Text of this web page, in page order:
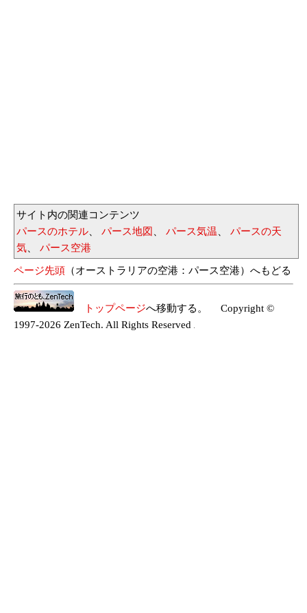
サイト内の関連コンテンツ
パースのホテル
パース地図 パース気温
パースの天
気
パース空港
ページ先頭 （オーストラリアの空港：パース空港）へもどる
トップページへ移動する。 Copyright ©
1997-2026 ZenTech. All Rights Reserved